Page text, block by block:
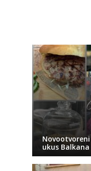
Novootvoreni
ukus